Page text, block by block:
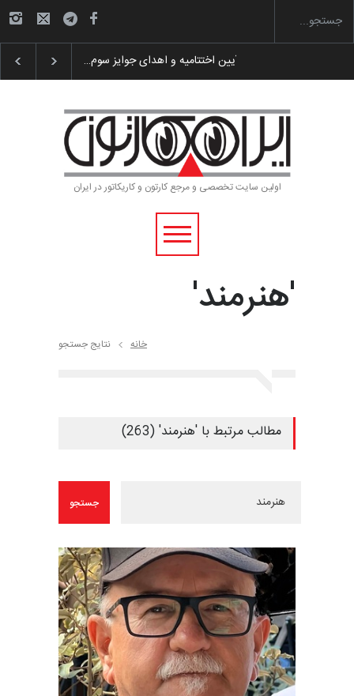
به یاد اردوغان باشول (۱۹۳۶–۲۰۲۶)
اولین سایت تخصصی و مرجع کارتون و کاریکاتور در ایران
'هنرمند'
خانه نتایج جستجو
مطالب مرتبط با 'هنرمند' (263)